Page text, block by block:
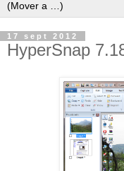
17 sept 2012
HyperSnap